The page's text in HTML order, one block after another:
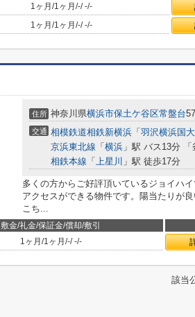
1ヶ月 /1ヶ月 /-/-/-
1ヶ月 /1ヶ月 /-/-/-
住所 神奈川県横浜市保土ケ谷区常盤台
交通 相模鉄道相鉄新横浜 「 羽沢横浜国大
京浜東北線 「 横浜 」駅 バス13分
相鉄本線 「 上星川 」駅 徒歩17分
多くの方からご好評頂いているジョイハ
アクセスができる物件です。陽当たりが
こち...
敷金/礼金/保証金/償却/敷引
1ヶ月 /1ヶ月 /-/-/-
該当